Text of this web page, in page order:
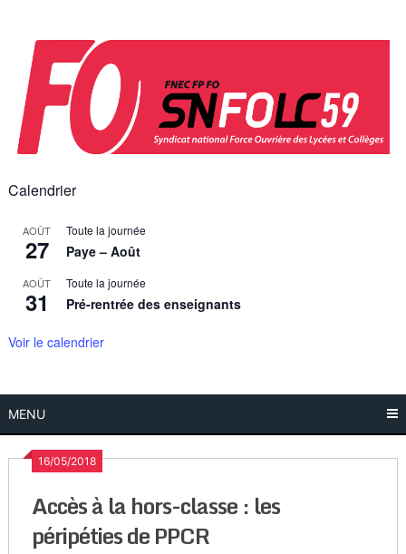
content
Calendrier
AOÛT
27
Toute la journée
Paye – Août
AOÛT
31
Toute la journée
Pré-rentrée des enseignants
Voir le calendrier
MENU
16/05/2018
Accès à la hors-classe : les
péripéties de PPCR